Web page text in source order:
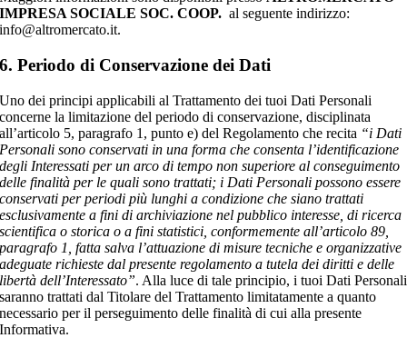
IMPRESA SOCIALE SOC. COOP. al seguente indirizzo:
info@altromercato.it.
6. Periodo di Conservazione dei Dati
Uno dei principi applicabili al Trattamento dei tuoi Dati Personali
concerne la limitazione del periodo di conservazione, disciplinata
all’articolo 5, paragrafo 1, punto e) del Regolamento che recita “i Dati
Personali sono conservati in una forma che consenta l’identificazione
degli Interessati per un arco di tempo non superiore al conseguimento
delle finalità per le quali sono trattati; i Dati Personali possono essere
conservati per periodi più lunghi a condizione che siano trattati
esclusivamente a fini di archiviazione nel pubblico interesse, di ricerca
scientifica o storica o a fini statistici, conformemente all’articolo 89,
paragrafo 1, fatta salva l’attuazione di misure tecniche e organizzative
adeguate richieste dal presente regolamento a tutela dei diritti e delle
libertà dell’Interessato”. Alla luce di tale principio, i tuoi Dati Personali
saranno trattati dal Titolare del Trattamento limitatamente a quanto
necessario per il perseguimento delle finalità di cui alla presente
Informativa.